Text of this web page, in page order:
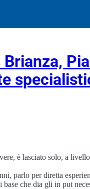
è lasciato solo, a
parlo per diretta
che dia gli in put